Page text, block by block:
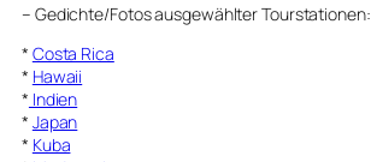
– Gedichte/Fotos ausgewählter Tourstationen:
* Costa Rica
* Hawaii
* Indien
* Japan
* Kuba